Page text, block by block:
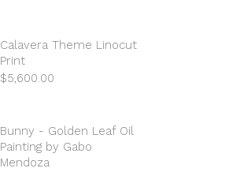
Calavera Theme Linocut
Print
$5,600.00
Bunny - Golden Leaf Oil
Painting by Gabo
Mendoza